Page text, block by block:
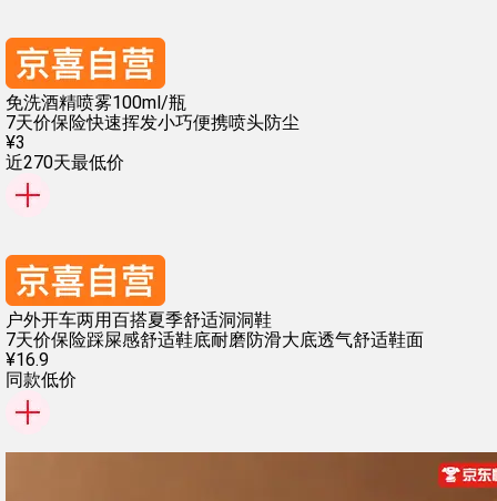
免洗酒精喷雾100ml/瓶
7天价保险快速挥发小巧便携喷头防尘
¥3
近270天最低价
户外开车两用百搭夏季舒适洞洞鞋
7天价保险踩屎感舒适鞋底耐磨防滑大底透气舒适鞋面
¥16.9
同款低价